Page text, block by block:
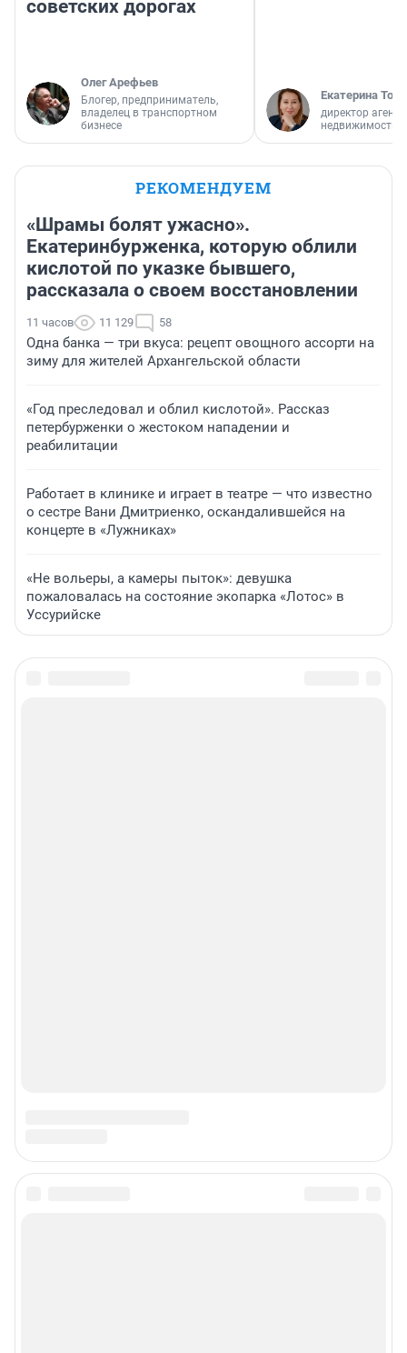
советских дорогах
Олег Арефьев
Блогер, предприниматель,
владелец в транспортном
бизнесе
Екатерина
директор
недвижимости
РЕКОМЕНДУЕМ
«Шрамы болят ужасно».
Екатеринбурженка, которую облили
кислотой по указке бывшего,
рассказала о своем восстановлении
11 часов 11 129 58
Одна банка — три вкуса: рецепт овощного ассорти на
зиму для жителей Архангельской области
«Год преследовал и облил кислотой». Рассказ
петербурженки о жестоком нападении и
реабилитации
Работает в клинике и играет в театре — что известно
о сестре Вани Дмитриенко, оскандалившейся на
концерте в «Лужниках»
«Не вольеры, а камеры пыток»: девушка
пожаловалась на состояние экопарка «Лотос» в
Уссурийске